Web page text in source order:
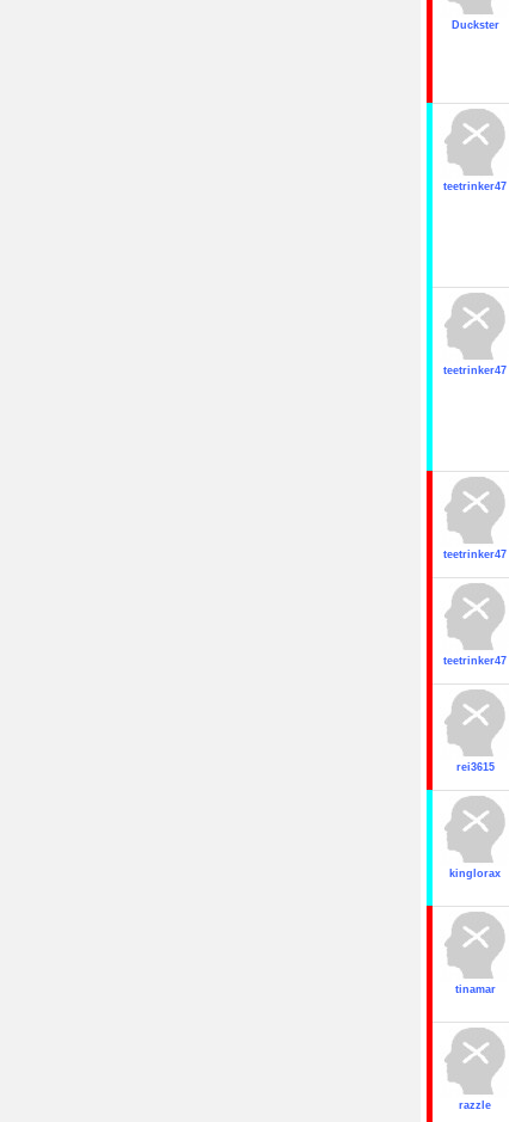
Duckster
teetrinker47
teetrinker47
teetrinker47
teetrinker47
rei3615
kinglorax
tinamar
razzle